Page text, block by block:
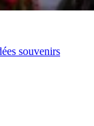
souvenirs